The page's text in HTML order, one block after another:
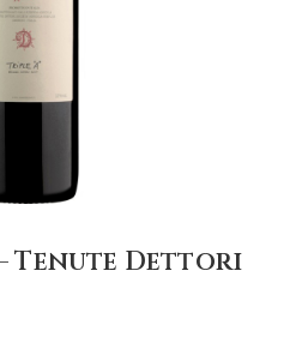
Tenute Dettori